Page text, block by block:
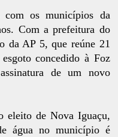
com os municípios da
Com a prefeitura do
da AP 5, que reúne 21
concedido à Foz
de um novo
eleito de Nova Iguaçu,
água no município é